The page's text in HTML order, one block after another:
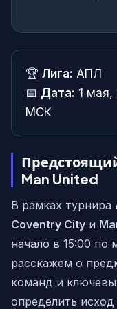
🏆 Лига: АПЛ
📅 Дата: 1 мая,
МСК
Man United
В рамках турнира
Coventry City и
начало в 15:00
расскажем о
команд и
определить исход